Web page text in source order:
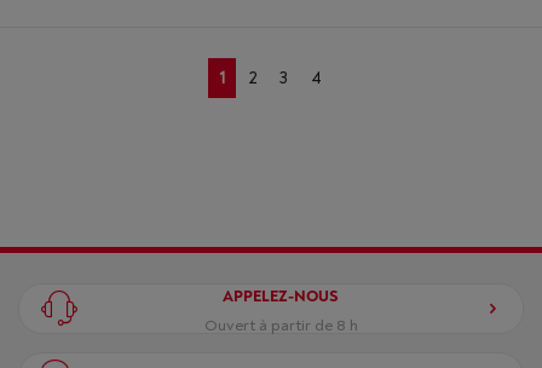
1 2 3 4
APPELEZ-NOUS
Ouvert à partir de 8 h